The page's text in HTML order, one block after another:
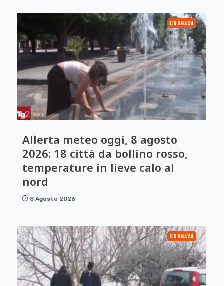
CRONACA
Allerta meteo oggi, 8 agosto
2026: 18 città da bollino rosso,
temperature in lieve calo al
nord
8 Agosto 2026
CRONACA